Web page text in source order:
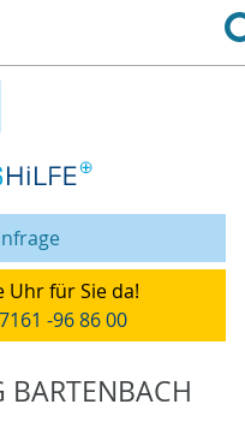
für Sie da!
-96 86 00
BARTENBACH